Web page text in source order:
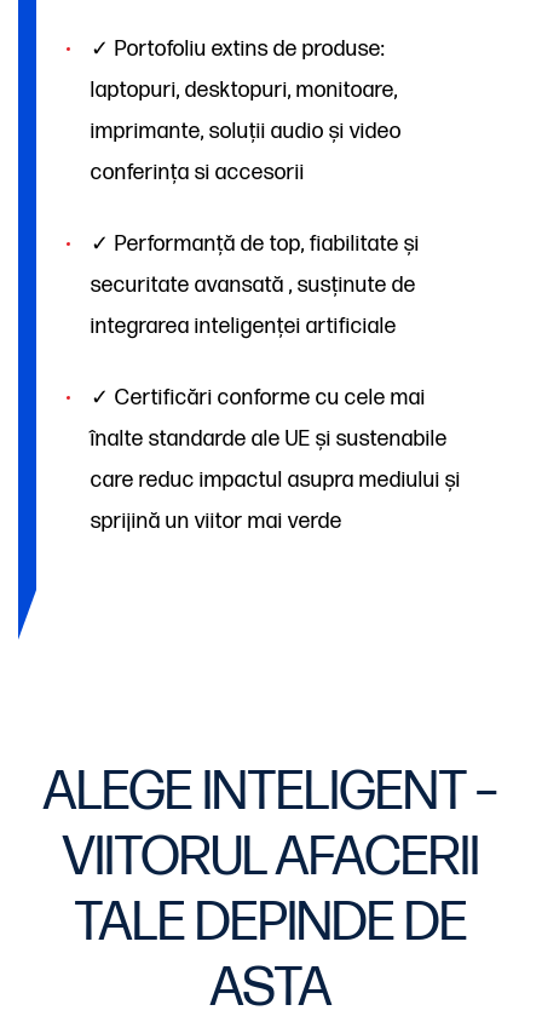
✓ Portofoliu extins de produse:
laptopuri, desktopuri, monitoare,
imprimante, soluții audio și video
conferința si accesorii
✓ Performanță de top, fiabilitate și
securitate avansată , susținute de
integrarea inteligenței artificiale
✓ Certificări conforme cu cele mai
înalte standarde ale UE și sustenabile
care reduc impactul asupra mediului și
sprijină un viitor mai verde
ALEGE INTELIGENT –
VIITORUL AFACERII
TALE DEPINDE DE
ASTA